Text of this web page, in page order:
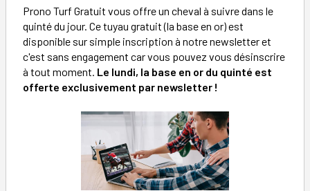
Prono Turf Gratuit vous offre un cheval à suivre dans le
quinté du jour. Ce tuyau gratuit (la base en or) est
disponible sur simple inscription à notre newsletter et
c'est sans engagement car vous pouvez vous désinscrire
à tout moment. Le lundi, la base en or du quinté est
offerte exclusivement par newsletter !